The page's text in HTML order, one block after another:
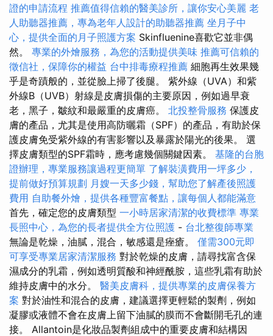
證的申請流程 推薦值得信賴的醫美診所，讓你安心美麗 老
人助聽器推薦，專為老年人設計的助聽器推薦 坐月子中
心，提供全面的月子照護方案 Skinfluenine喜歡它並非偶
然。 專業的外燴服務，為您的活動提供美味 推薦可信賴的
徵信社，保障你的權益 台中排毒療程推薦 細胞再生效果幾
乎是奇蹟般的，並從臉上掃了後腿。 紫外線（UVA）和紫
外線B（UVB）射線是皮膚損傷的主要原因，例如過早衰
老，黑子，皺紋和最嚴重的皮膚癌。 北投整骨服務 保護皮
膚的產品，尤其是使用高防曬霜（SPF）的產品，有助於保
護皮膚免受紫外線的有害影響以及暴露於陽光的後果。 選
擇皮膚類型的SPF霜時，應考慮幾個關鍵因素。 基隆的台胞
證辦理，專業服務讓過程更簡單 了解裝潢費用一坪多少，
提前做好預算規劃 月嫂一天多少錢，幫助您了解產後照護
費用 自助餐外燴，提供各種豐富餐點，讓每個人都能滿意
首先，確定您的皮膚類型 一小時居家清潔的收費標準 專業
長照中心，為您的長者提供全方位照護 - 台北整復師專業
無論是乾燥，油膩，混合，敏感還是痤瘡。 僅需300元即
可享受專業居家清潔服務 對於乾燥的皮膚，請尋找富含保
濕成分的乳霜，例如透明質酸和神經酰胺，這些乳霜有助於
維持皮膚中的水分。 醫美皮膚科，提供專業的皮膚保養方
案 對於油性和混合的皮膚，建議選擇更輕鬆的製劑，例如
凝膠或液體不會在皮膚上留下油膩的膜而不會斷開毛孔的連
接。 Allantoin是化妝品製劑組成中的重要皮膚和結構因